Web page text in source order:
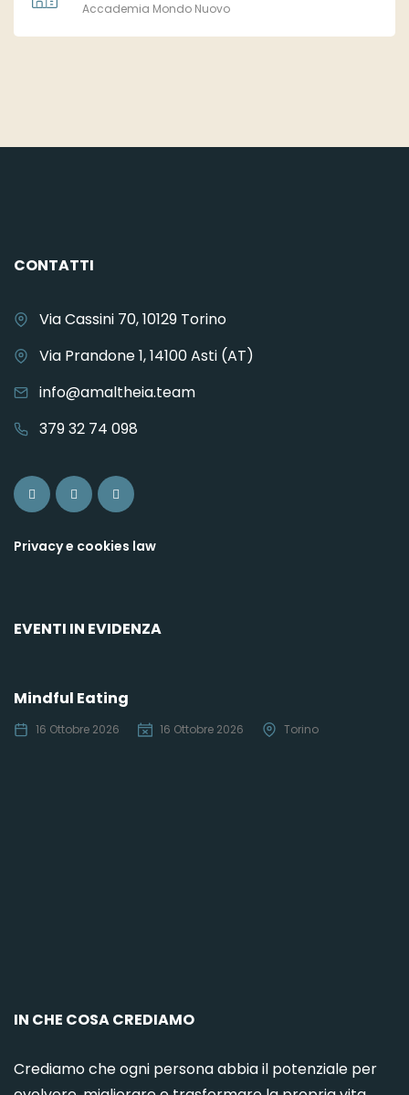
Accademia Mondo Nuovo
CONTATTI
Via Cassini 70, 10129 Torino
Via Prandone 1, 14100 Asti (AT)
info@amaltheia.team
379 32 74 098
Privacy e cookies law
EVENTI IN EVIDENZA
Mindful Eating
16 Ottobre 2026 16 Ottobre 2026 Torino
IN CHE COSA CREDIAMO
Crediamo che ogni persona abbia il potenziale per